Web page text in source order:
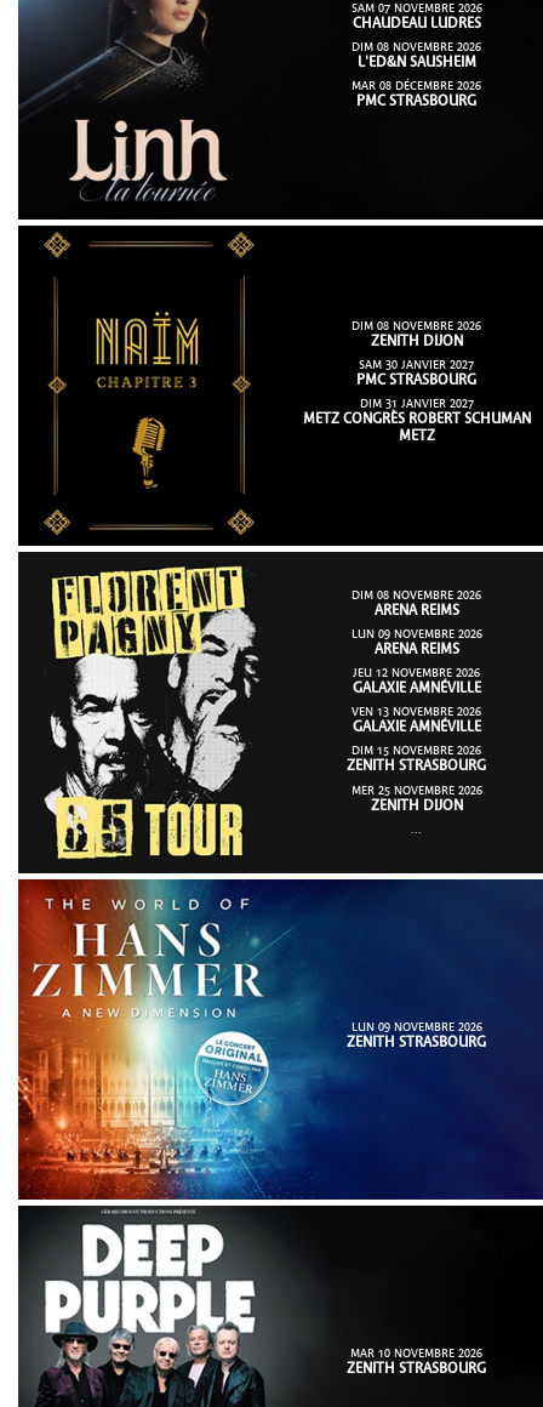
SAM 07 NOVEMBRE 2026
CHAUDEAU LUDRES
DIM 08 NOVEMBRE 2026
L'ED&N SAUSHEIM
MAR 08 DÉCEMBRE 2026
PMC STRASBOURG
DIM 08 NOVEMBRE 2026
ZENITH DIJON
SAM 30 JANVIER 2027
PMC STRASBOURG
DIM 31 JANVIER 2027
METZ CONGRÈS ROBERT SCHUMAN
METZ
DIM 08 NOVEMBRE 2026
ARENA REIMS
LUN 09 NOVEMBRE 2026
ARENA REIMS
JEU 12 NOVEMBRE 2026
GALAXIE AMNÉVILLE
VEN 13 NOVEMBRE 2026
GALAXIE AMNÉVILLE
DIM 15 NOVEMBRE 2026
ZENITH STRASBOURG
MER 25 NOVEMBRE 2026
ZENITH DIJON
LUN 09 NOVEMBRE 2026
ZENITH STRASBOURG
MAR 10 NOVEMBRE 2026
ZENITH STRASBOURG